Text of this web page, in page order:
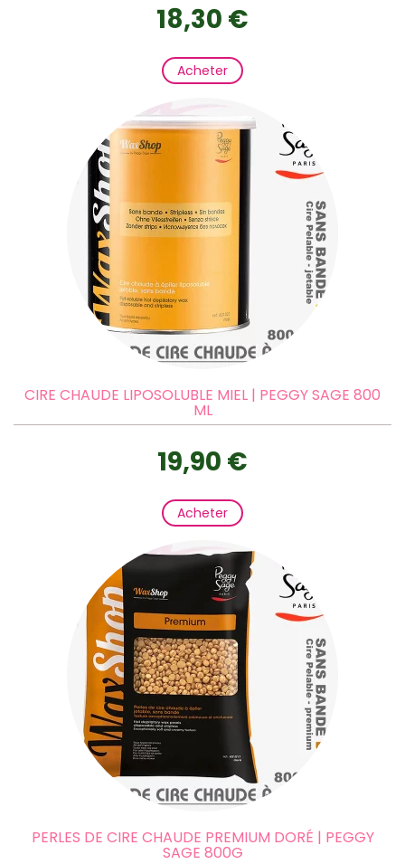
18,30 €
Acheter
CIRE CHAUDE LIPOSOLUBLE MIEL | PEGGY SAGE 800
ML
19,90 €
Acheter
PERLES DE CIRE CHAUDE PREMIUM DORÉ | PEGGY
SAGE 800G